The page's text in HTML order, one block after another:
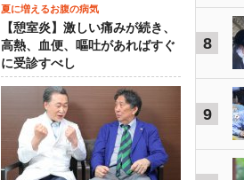
夏に増えるお腹の病気
【憩室炎】激しい痛みが続き、
高熱、血便、嘔吐があればすぐ
に受診すべし
8
9